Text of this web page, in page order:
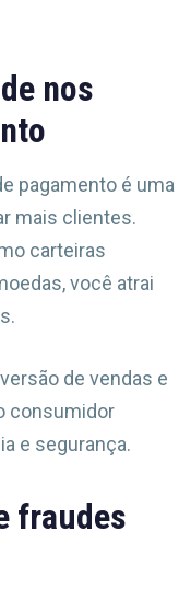
nos
pagamento é uma
mais clientes.
carteiras
você atrai
de vendas e
consumidor
e segurança.
fraudes